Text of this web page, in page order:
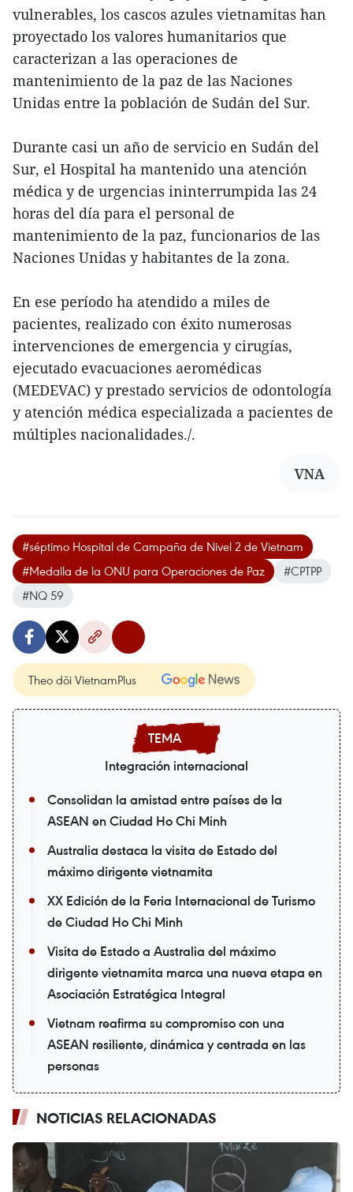
vulnerables, los cascos azules vietnamitas han
proyectado los valores humanitarios que
caracterizan a las operaciones de
mantenimiento de la paz de las Naciones
Unidas entre la población de Sudán del Sur.
Durante casi un año de servicio en Sudán del
Sur, el Hospital ha mantenido una atención
médica y de urgencias ininterrumpida las 24
horas del día para el personal de
mantenimiento de la paz, funcionarios de las
Naciones Unidas y habitantes de la zona.
En ese período ha atendido a miles de
pacientes, realizado con éxito numerosas
intervenciones de emergencia y cirugías,
ejecutado evacuaciones aeromédicas
(MEDEVAC) y prestado servicios de odontología
y atención médica especializada a pacientes de
múltiples nacionalidades./.
VNA
#séptimo Hospital de Campaña de Nivel 2 de Vietnam
#Medalla de la ONU para Operaciones de Paz
#CPTPP
#NQ 59
Theo dõi VietnamPlus
Integración internacional
Consolidan la amistad entre países de la
ASEAN en Ciudad Ho Chi Minh
Australia destaca la visita de Estado del
máximo dirigente vietnamita
XX Edición de la Feria Internacional de Turismo
de Ciudad Ho Chi Minh
Visita de Estado a Australia del máximo
dirigente vietnamita marca una nueva etapa en
Asociación Estratégica Integral
Vietnam reafirma su compromiso con una
ASEAN resiliente, dinámica y centrada en las
personas
NOTICIAS RELACIONADAS